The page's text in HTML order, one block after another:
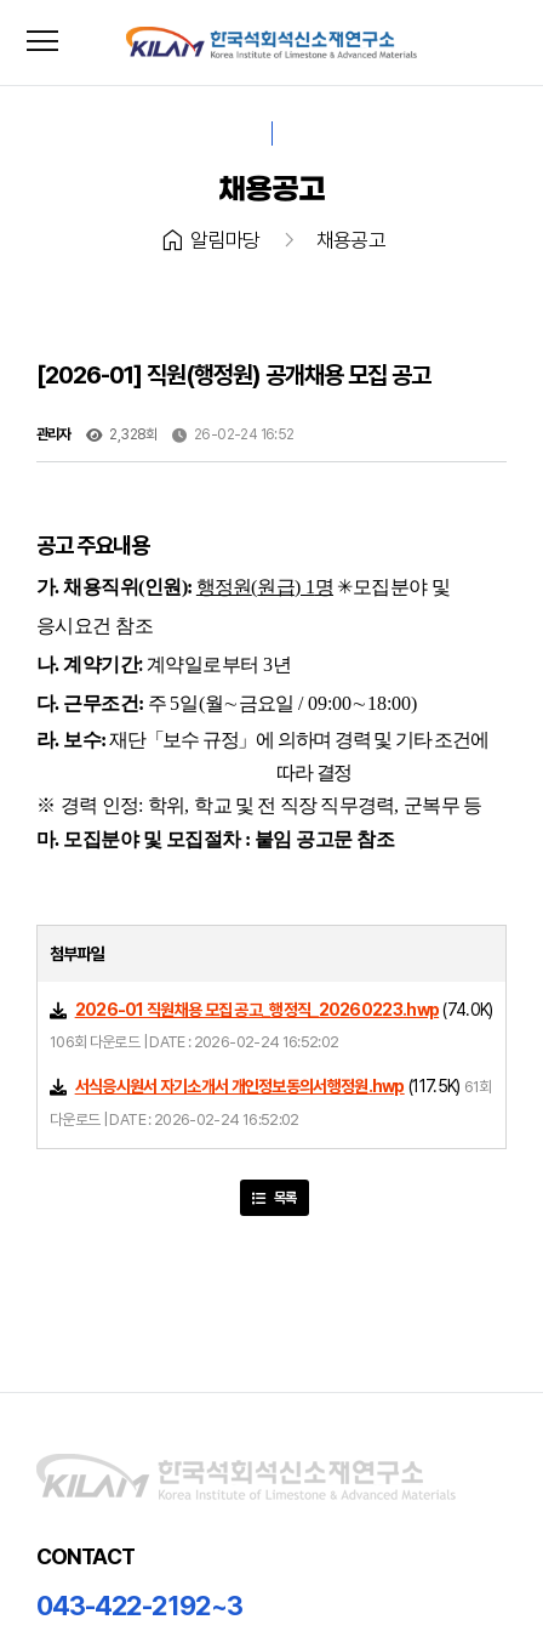
menu
채용공고
home 알림마당 chevron_right 채용공고
[2026-01] 직원(행정원) 공개채용 모집 공고
관리자 2,328회 26-02-24 16:52
공고 주요내용
가.채용직위(인원): 행정원(원급) 1 명 ✳모집분야 및
응시요건 참조
나.계약기간: 계약일로부터3년
다. 근무조건: 주 5일(월∼금요일 / 09:00∼18:00)
라. 보수:재단「 보수 규정 」 에 의하며 경력 및 기타 조건에
따라 결정
※ 경력 인정: 학위 , 학교 및 전 직장 직무경력, 군복무 등
마. 모집분야 및 모집절차 : 붙임 공고문 참조
첨부파일
2026-01 직원채용 모집 공고_행정직_20260223.hwp(74.0K)
106회 다운로드 | DATE : 2026-02-24 16:52:02
서식응시원서 자기소개서 개인정보동의서행정원.hwp (117.5K) 61회
다운로드 | DATE : 2026-02-24 16:52:02
목록
CONTACT
043-422-2192~3